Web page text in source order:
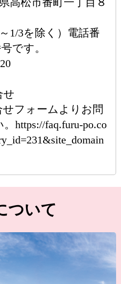
1/3を除く）電話番
です。
せ
フォームよりお問
https://faq.furu-po.co
ついて